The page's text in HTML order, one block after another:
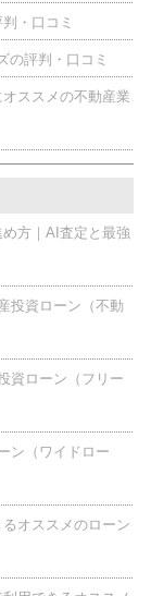
・口コミ
評判・口コミ
ススメの不動産業
方｜AI査定と最強
投資ローン（不動
資ローン（フリー
ン（ワイドロー
オススメのローン